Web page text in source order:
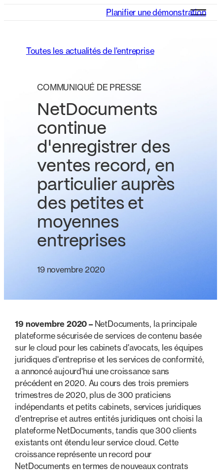
Planifier une démonstration
Toutes les actualités de l'entreprise
COMMUNIQUÉ DE PRESSE
NetDocuments
continue
d'enregistrer des
ventes record, en
particulier auprès
des petites et
moyennes
entreprises
19 novembre 2020
19 novembre 2020 – NetDocuments, la principale
plateforme sécurisée de services de contenu basée
sur le cloud pour les cabinets d'avocats, les équipes
juridiques d'entreprise et les services de conformité,
a annoncé aujourd'hui une croissance sans
précédent en 2020. Au cours des trois premiers
trimestres de 2020, plus de 300 praticiens
indépendants et petits cabinets, services juridiques
d'entreprise et autres entités juridiques ont choisi la
plateforme NetDocuments, tandis que 300 clients
existants ont étendu leur service cloud. Cette
croissance représente un record pour
NetDocuments en termes de nouveaux contrats